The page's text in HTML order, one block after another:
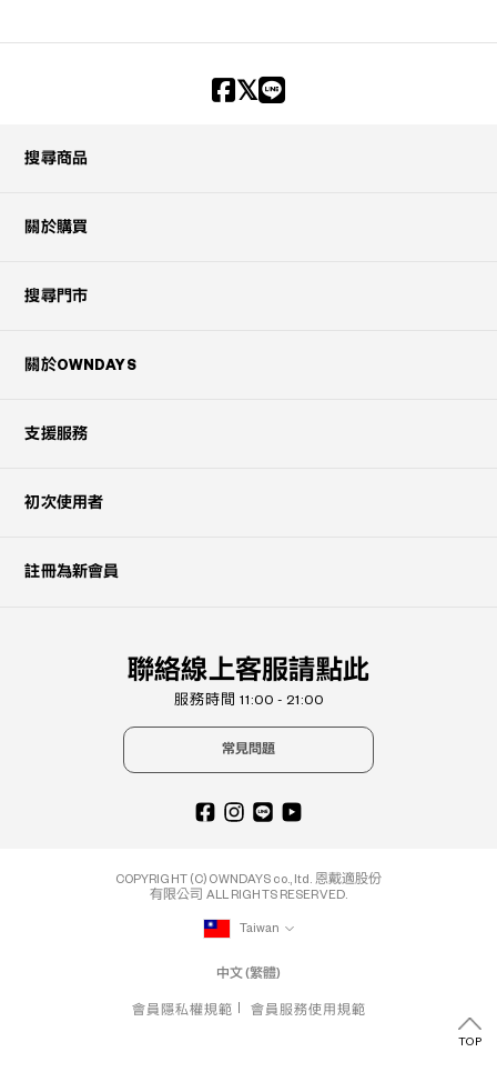
?
TOP
搜尋商品
關於購買
搜尋門市
關於OWNDAYS
支援服務
初次使用者
註冊為新會員
聯絡線上客服請點此
服務時間 11:00 - 21:00
常見問題
COPYRIGHT (C) OWNDAYS co., ltd. 恩戴適股份
有限公司 ALL RIGHTS RESERVED.
Taiwan
中文 (繁體)
會員隱私權規範 會員服務使用規範